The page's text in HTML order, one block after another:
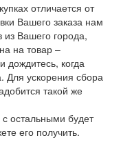
отличается от
Вашего заказа нам
из Вашего города,
на товар –
дождитесь, когда
Для ускорения сбора
такой же
остальными будет
его получить.